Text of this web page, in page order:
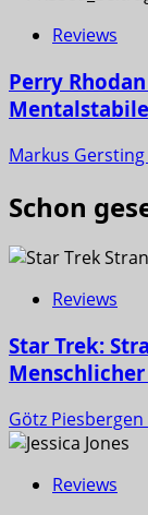
Reviews
Perry
Markus Gersting
Schon
Reviews
Star Trek:
Götz Piesbergen
Reviews